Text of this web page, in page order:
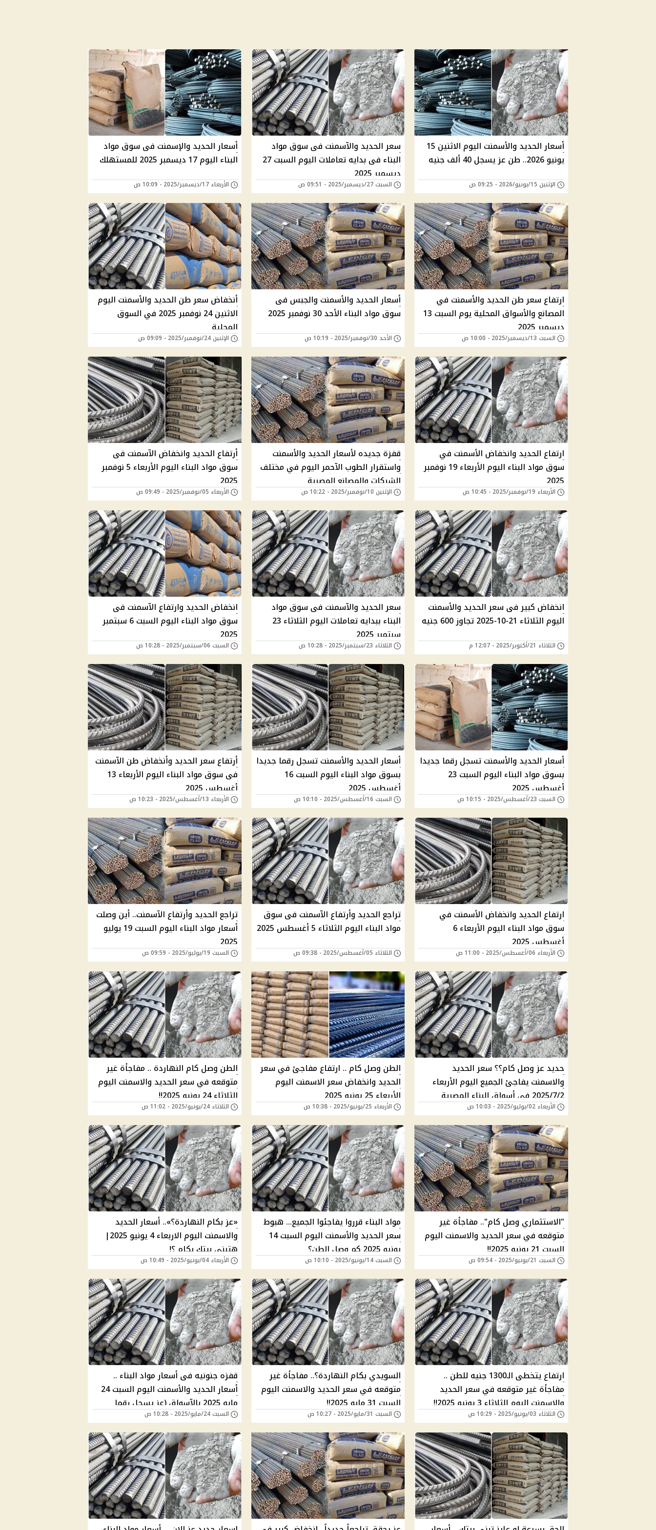
أسعار الحديد والأسمنت اليوم الاثنين 15
يونيو 2026.. طن عز يسجل 40 ألف جنيه
الإثنين 15/يونيو/2026 - 09:25 ص
سعر الحديد والآسمنت فى سوق مواد
البناء فى بدايه تعاملات اليوم السبت 27
ديسمبر 2025
السبت 27/ديسمبر/2025 - 09:51 ص
أسعار الحديد والإسمنت فى سوق مواد
البناء اليوم 17 ديسمبر 2025 للمستهلك
الأربعاء 17/ديسمبر/2025 - 10:09 ص
ارتفاع سعر طن الحديد والأسمنت في
المصانع والأسواق المحلية يوم السبت 13
ديسمبر 2025
السبت 13/ديسمبر/2025 - 10:00 ص
أسعار الحديد والأسمنت والجبس فى
سوق مواد البناء الأحد 30 نوفمبر 2025
الأحد 30/نوفمبر/2025 - 10:19 ص
أنخفاض سعر طن الحديد والأسمنت اليوم
الاثنين 24 نوفمبر 2025 في السوق
المحلية
الإثنين 24/نوفمبر/2025 - 09:09 ص
ارتفاع الحديد وانخفاض الأسمنت في
سوق مواد البناء اليوم الأربعاء 19 نوفمبر
2025
الأربعاء 19/نوفمبر/2025 - 10:45 ص
قفزة جديده لأسعار الحديد والأسمنت
واستقرار الطوب الآحمر اليوم في مختلف
الشركات والمصانع المصرية
الإثنين 10/نوفمبر/2025 - 10:22 ص
أرتفاع الحديد وانخفاض الآسمنت فى
سوق مواد البناء اليوم الأربعاء 5 نوفمبر
2025
الأربعاء 05/نوفمبر/2025 - 09:49 ص
انخفاض كبير فى سعر الحديد والأسمنت
اليوم الثلاثاء 21-10-2025 تجاوز 600 جنيه
الثلاثاء 21/أكتوبر/2025 - 12:07 م
سعر الحديد والآسمنت فى سوق مواد
البناء ببدايه تعاملات اليوم الثلاثاء 23
سبتمبر 2025
الثلاثاء 23/سبتمبر/2025 - 10:28 ص
انخفاض الحديد وارتفاع الآسمنت فى
سوق مواد البناء اليوم السبت 6 سبتمبر
2025
السبت 06/سبتمبر/2025 - 10:28 ص
أسعار الحديد والأسمنت تسجل رقما جديدا
بسوق مواد البناء اليوم السبت 23
أغسطس 2025
السبت 23/أغسطس/2025 - 10:15 ص
أسعار الحديد والأسمنت تسجل رقما جديدا
بسوق مواد البناء اليوم السبت 16
أغسطس 2025
السبت 16/أغسطس/2025 - 10:10 ص
أرتفاع سعر الحديد وأنخفاض طن الآسمنت
فى سوق مواد البناء اليوم الأربعاء 13
أغسطس 2025
الأربعاء 13/أغسطس/2025 - 10:23 ص
ارتفاع الحديد وانخفاض الأسمنت في
سوق مواد البناء اليوم الأربعاء 6
أغسطس 2025
الأربعاء 06/أغسطس/2025 - 11:00 ص
تراجع الحديد وأرتفاع الآسمنت فى سوق
مواد البناء اليوم الثلاثاء 5 أغسطس 2025
الثلاثاء 05/أغسطس/2025 - 09:38 ص
تراجع الحديد وأرتفاع الآسمنت.. أين وصلت
أسعار مواد البناء اليوم السبت 19 يوليو
2025
السبت 19/يوليو/2025 - 09:59 ص
حديد عز وصل كام؟؟ سعر الحديد
والاسمنت يفاجئ الجميع اليوم الأربعاء
2025/7/2 في أسواق البناء المصرية
الأربعاء 02/يوليو/2025 - 10:03 ص
الطن وصل كام .. ارتفاع مفاجئ في سعر
الحديد وانخفاض سعر الاسمنت اليوم
الأربعاء 25 يونيو 2025
الأربعاء 25/يونيو/2025 - 10:38 ص
الطن وصل كام النهاردة .. مفاجأة غير
متوقعه في سعر الحديد والاسمنت اليوم
الثلاثاء 24 يونيو 2025!!
الثلاثاء 24/يونيو/2025 - 11:02 ص
"الاستثماري وصل كام".. مفاجأة غير
متوقعه في سعر الحديد والاسمنت اليوم
السبت 21 يونيو 2025!!
السبت 21/يونيو/2025 - 09:54 ص
مواد البناء قرروا يفاجئوا الجميع... هبوط
سعر الحديد والأسمنت اليوم السبت 14
يونيو 2025 كم وصل الطن؟
السبت 14/يونيو/2025 - 10:10 ص
«عز بكام النهاردة؟».. أسعار الحديد
والاسمنت اليوم الاربعاء 4 يونيو 2025|
هتبني بيتك بكام ؟!
الأربعاء 04/يونيو/2025 - 10:49 ص
ارتفاع يتخطى الـ1300 جنيه للطن ..
مفاجأة غير متوقعه في سعر الحديد
والاسمنت اليوم الثلاثاء 3 يونيو 2025!!
الثلاثاء 03/يونيو/2025 - 10:29 ص
السويدي بكام النهاردة؟.. مفاجأة غير
متوقعه في سعر الحديد والاسمنت اليوم
السبت 31 مايو 2025!!
السبت 31/مايو/2025 - 10:27 ص
قفزه جنونيه فى أسعار مواد البناء ..
أسعار الحديد والأسمنت اليوم السبت 24
مايو 2025 بالآسواق (عز يسجل رقما
جديدا)
السبت 24/مايو/2025 - 10:28 ص